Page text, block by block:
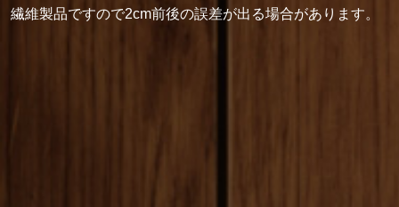
繊維製品ですので2cm前後の誤差が出る場合があります。